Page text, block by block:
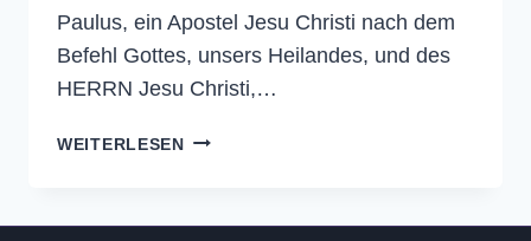
Paulus, ein Apostel Jesu Christi nach dem
Befehl Gottes, unsers Heilandes, und des
HERRN Jesu Christi,…
WEITERLESEN 1.